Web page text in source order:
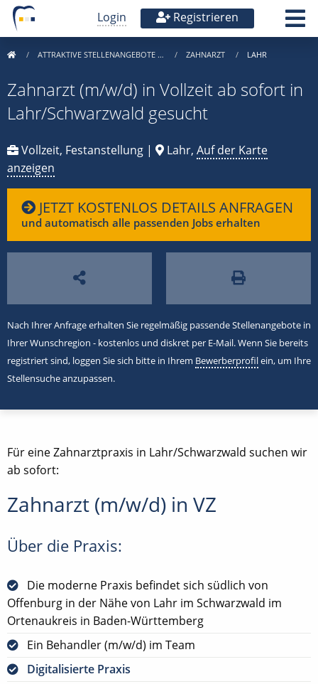
Login Registrieren
ATTRAKTIVE STELLENANGEBOTE … ZAHNARZT LAHR
Zahnarzt (m/w/d) in Vollzeit ab sofort in
Lahr/Schwarzwald gesucht
Vollzeit, Festanstellung | Lahr, Auf der Karte
anzeigen
JETZT KOSTENLOS DETAILS ANFRAGEN
und automatisch alle passenden Jobs erhalten
Nach Ihrer Anfrage erhalten Sie regelmäßig passende Stellenangebote in
Ihrer Wunschregion - kostenlos und diskret per E-Mail. Wenn Sie bereits
registriert sind, loggen Sie sich bitte in Ihrem Bewerberprofilein, um Ihre
Stellensuche anzupassen.
Für eine Zahnarztpraxis in Lahr/Schwarzwald suchen wir
ab sofort:
Zahnarzt (m/w/d) in VZ
Über die Praxis:
Die moderne Praxis befindet sich südlich von
Offenburg in der Nähe von Lahr im Schwarzwald im
Ortenaukreis in Baden-Württemberg
Ein Behandler (m/w/d) im Team
Digitalisierte Praxis